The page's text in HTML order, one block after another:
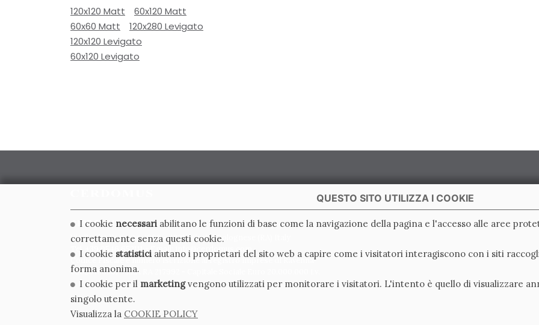
120x120 Matt
60x120 Matt
60x60 Matt
120x280 Levigato
120x120 Levigato
60x120 Levigato
CERDOMUS S.R.L.
Via Emilia Ponente, 1000 - 48014 Castel Bolognese (RA) Italy
Tel. +39.0546.652111 - Email: info@cerdomus.com
Codice Fiscale e numero iscrizione al registro imprese di Ravenna
02620780391 - REA RA 217992 - Capitale Sociale Euro 20.000.000 i.v.
QUESTO SITO UTILIZZA I COOKIE
I cookie necessari abilitano le funzioni di base come la navigazione della pagina e l'accesso alle aree
correttamente senza questi cookie.
I cookie statistici aiutano i proprietari del sito web a capire come i visitatori interagiscono con i siti
forma anonima.
I cookie per il marketingvengono utilizzati per monitorare i visitatori. L'intento è quello di visualizzare
singolo utente.
Visualizza la COOKIE POLICY